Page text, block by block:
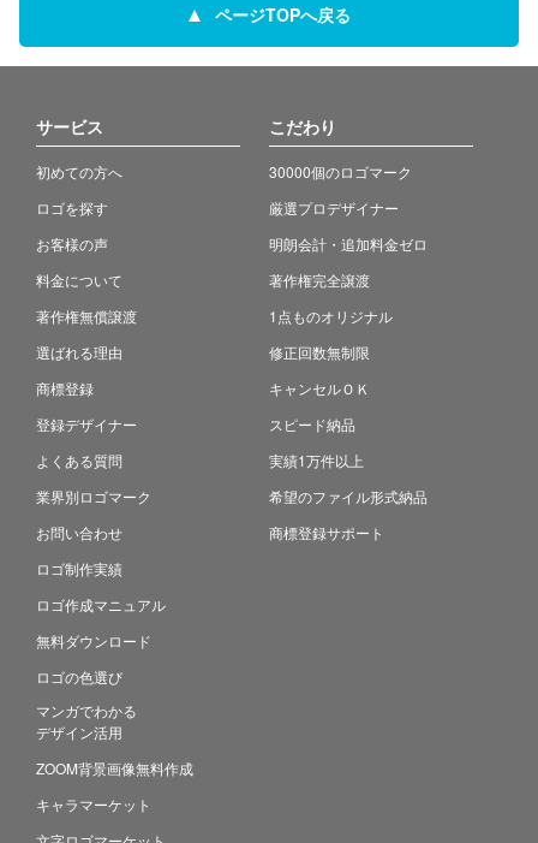
ページTOPへ戻る
サービス
初めての方へ
ロゴを探す
お客様の声
料金について
著作権無償譲渡
選ばれる理由
商標登録
登録デザイナー
よくある質問
業界別ロゴマーク
お問い合わせ
ロゴ制作実績
ロゴ作成マニュアル
無料ダウンロード
ロゴの色選び
マンガでわかる
デザイン活用
ZOOM背景画像無料作成
キャラマーケット
こだわり
30000個のロゴマーク
厳選プロデザイナー
明朗会計・追加料金ゼロ
著作権完全譲渡
1点ものオリジナル
修正回数無制限
キャンセルＯＫ
スピード納品
実績1万件以上
希望のファイル形式納品
商標登録サポート